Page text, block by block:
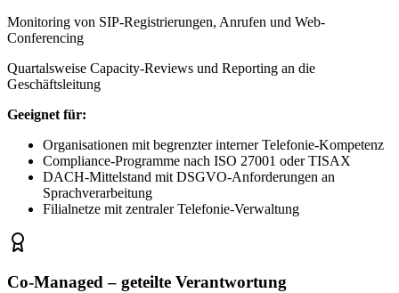
Monitoring von SIP-Registrierungen, Anrufen und Web-
Conferencing
Quartalsweise Capacity-Reviews und Reporting an die
Geschäftsleitung
Geeignet für:
Organisationen mit begrenzter interner Telefonie-Kompetenz
Compliance-Programme nach ISO 27001 oder TISAX
DACH-Mittelstand mit DSGVO-Anforderungen an
Sprachverarbeitung
Filialnetze mit zentraler Telefonie-Verwaltung
Co-Managed – geteilte Verantwortung